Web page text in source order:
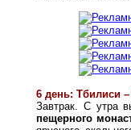
6 день: Тбилиси
Завтрак. С утра
пещерного